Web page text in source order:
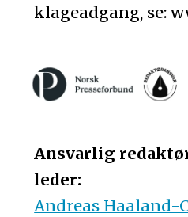
klageadgang, se:
Ansvarlig
leder:
Andreas Haaland-